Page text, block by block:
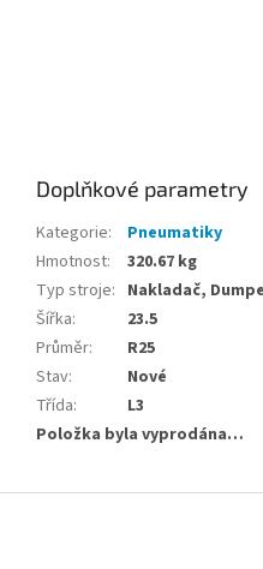
Doplňkové parametry
Kategorie:
Pneumatiky
Hmotnost:
320.67 kg
Typ stroje: Nakladač,
Šířka:
23.5
Průměr:
R25
Stav:
Nové
Třída:
L3
Položka byla vyprodána…